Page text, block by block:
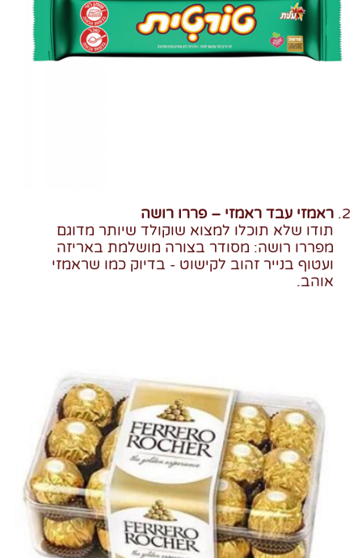
ראמזי עבד ראמזי – פררו רושה
תודו שלא תוכלו למצוא שוקולד שיותר מדוגם
מפררו רושה: מסודר בצורה מושלמת באריזה
ועטוף בנייר זהוב לקישוט - בדיוק כמו שראמזי
אוהב.